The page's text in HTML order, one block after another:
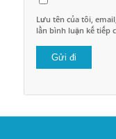
Lưu tên của tôi,
lần bình luận kế tiếp